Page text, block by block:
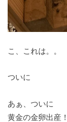
こ、これは。。
ついに
あぁ、ついに
黄金の金卵出産！